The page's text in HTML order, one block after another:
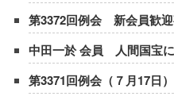
第3372回例会 新会員歓迎
中田一於 会員 人間国宝
第3371回例会（７月17日）